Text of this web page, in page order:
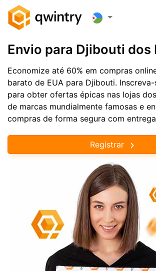
Envio para Djibouti dos
Economize até 60% em compras
barato de EUA para Djibouti.
para obter ofertas épicas nas lojas
de marcas mundialmente famosas e
compras de forma segura com
Registrar